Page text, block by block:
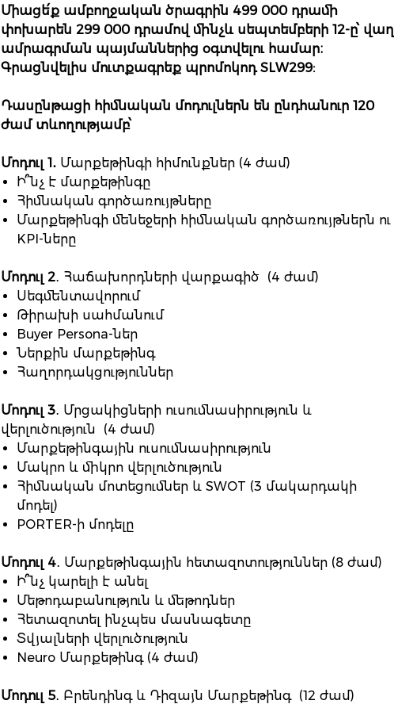
Միացե՛ք ամբողջական ծրագրին 499 000 դրամի
փոխարեն 299 000 դրամով մինչև սեպտեմբերի 12-ը՝ վաղ
ամրագրման պայմաններից օգտվելու համար։
Գրացնվելիս մուտքագրեք պրոմոկոդ SLW299:
Դասընթացի հիմնական մոդուլներն են ընդհանուր 120
ժամ տևողությամբ՝
Մոդուլ 1․ Մարքեթինգի հիմունքներ (4 ժամ)
Ի՞նչ է մարքեթինգը
Հիմնական գործառույթները
Մարքեթինգի մենեջերի հիմնական գործառույթներն ու
KPI-ները
Մոդուլ 2․ Հաճախորդների վարքագիծ (4 ժամ)
Սեգմենտավորում
Թիրախի սահմանում
Buyer Persona-ներ
Ներքին մարքեթինգ
Հաղորդակցություններ
Մոդուլ 3․ Մրցակիցների ուսումնասիրություն և
վերլուծություն (4 ժամ)
Մարքեթինգային ուսումնասիրություն
Մակրո և միկրո վերլուծություն
Հիմնական մոտեցումներ և SWOT (3 մակարդակի
մոդել)
PORTER-ի մոդելը
Մոդուլ 4․ Մարքեթինգային հետազոտություններ (8 ժամ)
Ի՞նչ կարելի է անել
Մեթոդաբանություն և մեթոդներ
Հետազոտել ինչպես մասնագետը
Տվյալների վերլուծություն
Neuro Մարքեթինգ (4 ժամ)
Մոդուլ 5․ Բրենդինգ և Դիզայն Մարքեթինգ (12 ժամ)